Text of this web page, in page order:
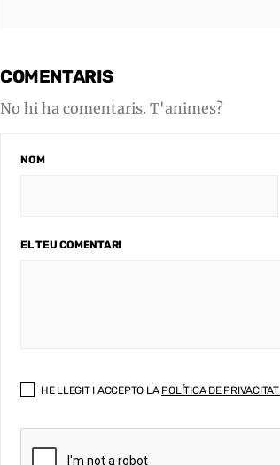
COMENTARIS
No hi ha comentaris. T'animes?
NOM
EL TEU COMENTARI
HE LLEGIT I ACCEPTO LA POLÍTICA DE